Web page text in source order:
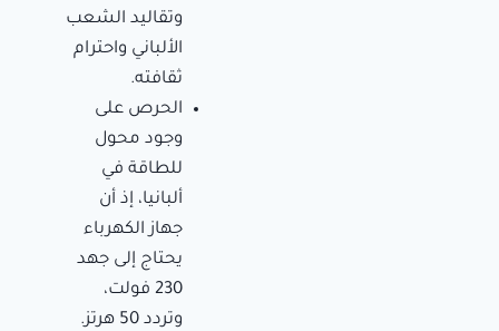
وتقاليد الشعب
الألباني واحترام
ثقافته.
الحرص على
وجود محول
للطاقة في
ألبانيا، إذ أن
جهاز الكهرباء
يحتاج إلى جهد
230 فولت،
وتردد 50 هرتز.